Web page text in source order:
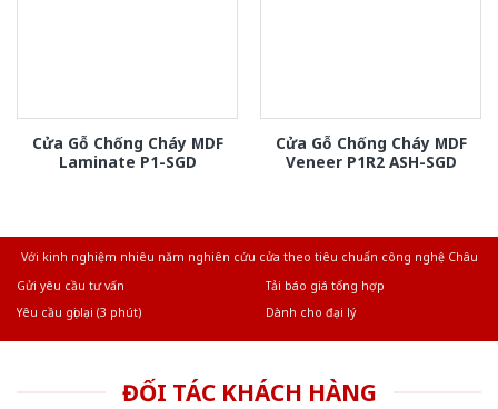
Cửa Gỗ Chống Cháy MDF
Laminate P1-SGD
Cửa Gỗ Chống Cháy MDF
Veneer P1R2 ASH-SGD
Với kinh nghiệm nhiêu năm nghiên cứu cửa theo tiêu chuẩn công nghệ Châu
Gửi yêu cầu tư vấn
Tải báo giá tổng hợp
Yêu cầu gọi lại (3 phút)
Dành cho đại lý
ĐỐI TÁC KHÁCH HÀNG